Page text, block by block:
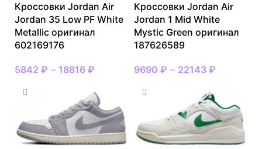
Кроссовки Jordan Air
Jordan 35 Low PF White
Metallic оригинал
602169176
5842 ₽ – 18816 ₽
Кроссовки Jordan Air
Jordan 1 Mid White
Mystic Green оригинал
187626589
9690 ₽ – 22143 ₽